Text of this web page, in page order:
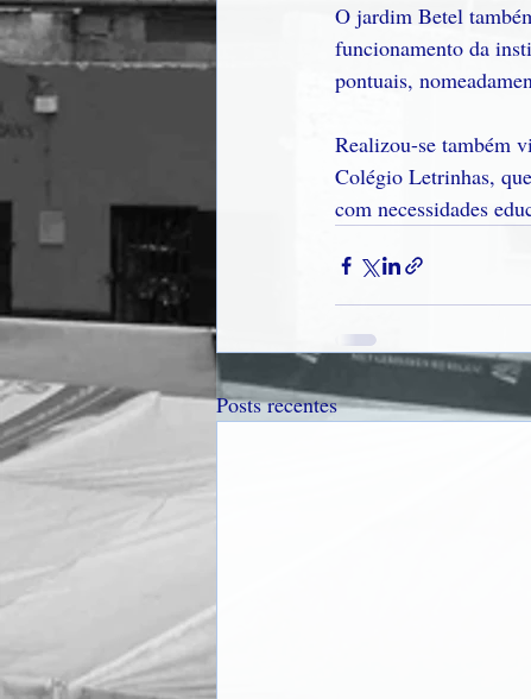
O jardim Betel
funcionamento da
pontuais,
Realizou-se também
Colégio Letrinhas,
com necessidades
Posts recentes